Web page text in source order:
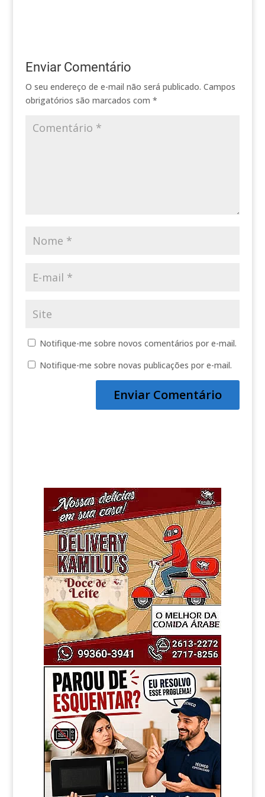
Enviar Comentário
O seu endereço de e-mail não será publicado. Campos
obrigatórios são marcados com *
Notifique-me sobre novos comentários por e-mail.
Notifique-me sobre novas publicações por e-mail.